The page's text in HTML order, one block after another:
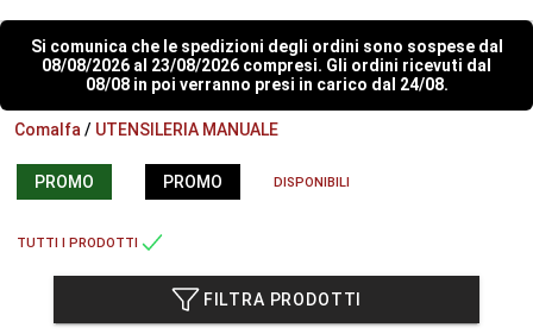
Si comunica che le spedizioni degli ordini sono sospese dal
08/08/2026 al 23/08/2026 compresi. Gli ordini ricevuti dal
08/08 in poi verranno presi in carico dal 24/08.
Comalfa / UTENSILERIA MANUALE
PROMO PROMO DISPONIBILI
TUTTI I PRODOTTI
FILTRA PRODOTTI